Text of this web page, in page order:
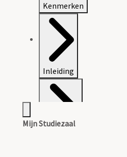
Kenmerken
Inleiding
Mijn Studiezaal